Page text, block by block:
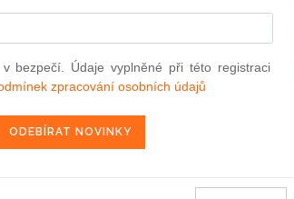
která má přijmout Itálie podle
o koordinaci některých právních a
mediálních služeb
Vnosy
soudu
Výpověď
Nová
Změna
Černé
bezpečí. Údaje vyplněné při této registraci
zpracování osobních údajů